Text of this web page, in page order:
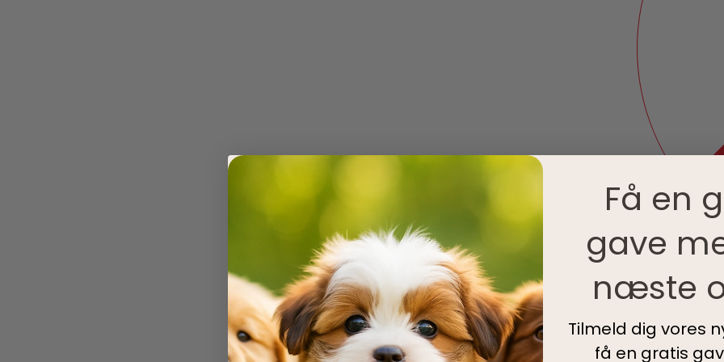
IKKE PÅ LAGER
Kategorier:
Tilføj til
Få en
gave
næste
Tilmeld dig vores
få en gratis